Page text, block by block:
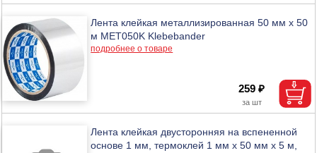
Лента клейкая металлизированная 50 мм х 50
м MET050K Klebebander
подробнее о товаре
259 ₽
Лента клейкая двусторонняя на вспененной
основе 1 мм, термоклей 1 мм х 50 мм х 5 м,